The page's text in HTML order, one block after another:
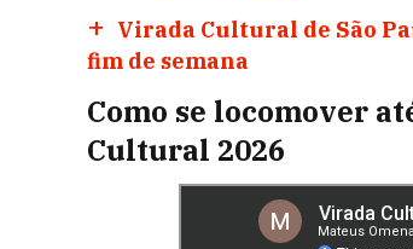
Virada Cultural de São
fim de semana
Como se locomover
Cultural 2026